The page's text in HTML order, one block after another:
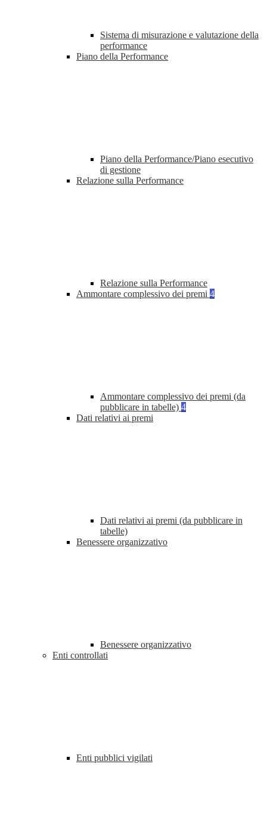
Sistema di misurazione e valutazione della
performance
Piano della Performance
Piano della Performance/Piano esecutivo
di gestione
Relazione sulla Performance
Relazione sulla Performance
Ammontare complessivo dei premi 4
Ammontare complessivo dei premi (da
pubblicare in tabelle) 4
Dati relativi ai premi
Dati relativi ai premi (da pubblicare in
tabelle)
Benessere organizzativo
Benessere organizzativo
Enti controllati
Enti pubblici vigilati